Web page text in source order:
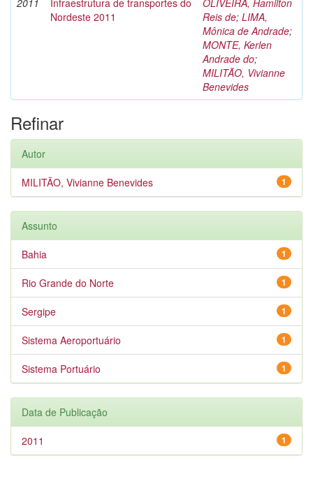
2011
Infraestrutura de transportes do
Nordeste 2011
OLIVEIRA, Hamilton
Reis de; LIMA,
Mônica de Andrade;
MONTE, Kerlen
Andrade do;
MILITÃO, Vivianne
Benevides
Refinar
Autor
1
MILITÃO, Vivianne Benevides
Assunto
1
Bahia
1
Rio Grande do Norte
1
Sergipe
1
Sistema Aeroportuário
1
Sistema Portuário
Data de Publicação
1
2011